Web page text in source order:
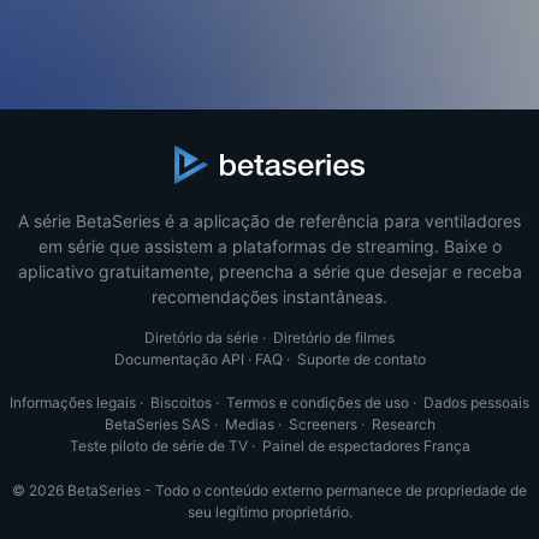
A série BetaSeries é a aplicação de referência para ventiladores
em série que assistem a plataformas de streaming. Baixe o
aplicativo gratuitamente, preencha a série que desejar e receba
recomendações instantâneas.
Diretório da série · Diretório de filmes
Documentação API · FAQ· Suporte de contato
Informações legais · Biscoitos · Termos e condições de uso · Dados pessoais
BetaSeries SAS · Medias· Screeners· Research
Teste piloto de série de TV· Painel de espectadores França
© 2026 BetaSeries - Todo o conteúdo externo permanece de propriedade de
seu legítimo proprietário.